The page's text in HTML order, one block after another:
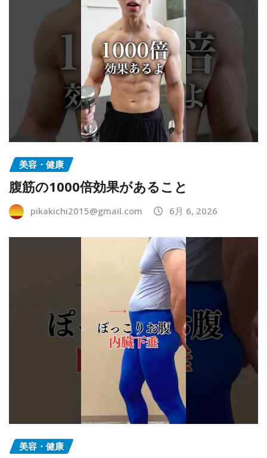
美容・健康
腹筋の1000倍効果があること
pikakichi2015@gmail.com 6月 6, 2026
美容・健康